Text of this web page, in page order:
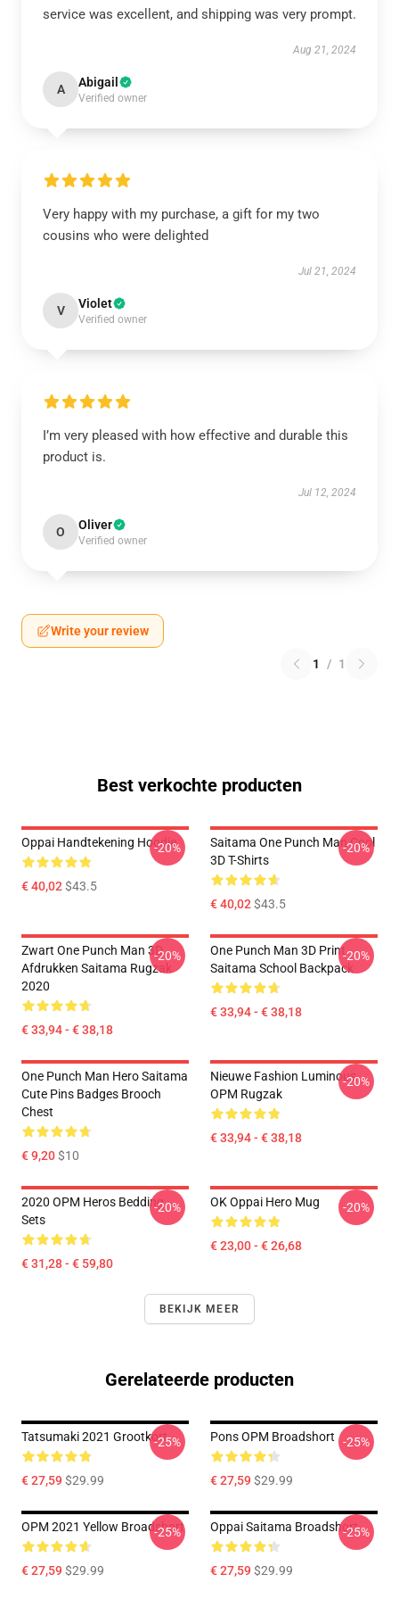
service was excellent, and shipping was very prompt.
Aug 21, 2024
A Abigail
Verified owner
Very happy with my purchase, a gift for my two
cousins who were delighted
Jul 21, 2024
V Violet
Verified owner
I’m very pleased with how effective and durable this
product is.
Jul 12, 2024
O Oliver
Verified owner
Write your review
1 / 1
Best verkochte producten
Oppai Handtekening Hoodie
€ 40,02$43.5
-20%
Saitama One Punch Man Cool
3D T-Shirts
€ 40,02$43.5
-20%
Zwart One Punch Man 3D
Afdrukken Saitama Rugzak
2020
€ 33,94 - € 38,18
-20%
One Punch Man 3D Print
Saitama School Backpack
€ 33,94 - € 38,18
-20%
One Punch Man Hero Saitama
Cute Pins Badges Brooch
Chest
€ 9,20$10
Nieuwe Fashion Luminous
OPM Rugzak
€ 33,94 - € 38,18
-20%
2020 OPM Heros Bedding
Sets
€ 31,28 - € 59,80
-20% OK Oppai Hero Mug
€ 23,00 - € 26,68
-20%
BEKIJK MEER
Gerelateerde producten
Tatsumaki 2021 Grootkort
€ 27,59$29.99
-25% Pons OPM Broadshort
€ 27,59$29.99
-25%
OPM 2021 Yellow Broadshort
€ 27,59$29.99
-25% Oppai Saitama Broadshort
€ 27,59$29.99
-25%